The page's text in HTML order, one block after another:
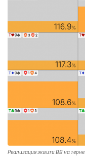
Реализация эквити BB на терне